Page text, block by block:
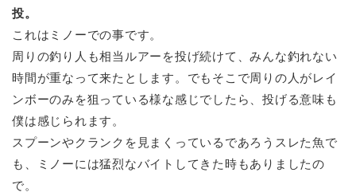
投。
これはミノーでの事です。
周りの釣り人も相当ルアーを投げ続けて、みんな釣れない
時間が重なって来たとします。でもそこで周りの人がレイ
ンボーのみを狙っている様な感じでしたら、投げる意味も
僕は感じられます。
スプーンやクランクを見まくっているであろうスレた魚で
も、ミノーには猛烈なバイトしてきた時もありましたの
で。